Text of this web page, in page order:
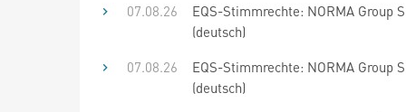
07.08.26
EQS-Stimmrechte: NORMA Group
(deutsch)
07.08.26
EQS-Stimmrechte: NORMA Group
(deutsch)